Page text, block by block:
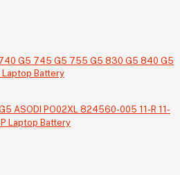
G5 745 G5 755 G5 830 G5 840 G5
Battery